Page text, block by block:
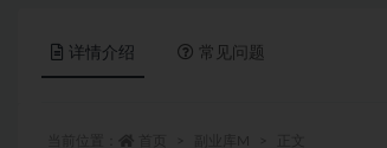
详情介绍 常见问题